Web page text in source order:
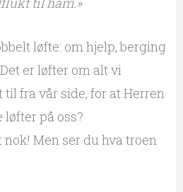
løfte: om hjelp, berging
er løfter om alt vi
fra vår side, for at Herren
på oss?
nok! Men ser du hva troen